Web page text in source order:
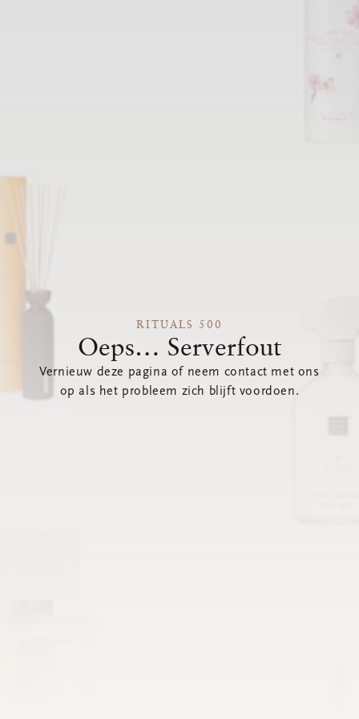
RITUALS 500
Oeps… Serverfout
Vernieuw deze pagina of neem contact met ons
op als het probleem zich blijft voordoen.